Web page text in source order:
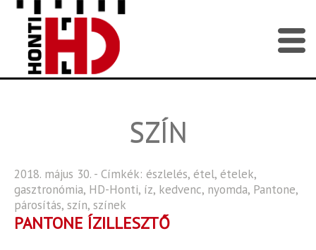
SZÍN
2018. május 30. - Címkék: észlelés, étel, ételek,
gasztronómia, HD-Honti, íz, kedvenc, nyomda, Pantone,
párosítás, szín, színek
PANTONE ÍZILLESZTŐ